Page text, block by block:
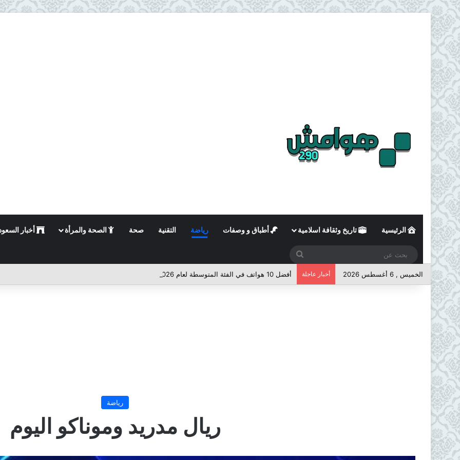
الرئيسية تاريخ وثقافة اسلامية أطباق و وصفات رياضة التقنية صحة الصحة والمرأة أخبار
عن
الخميس , 6 أغسطس 2026 أخبار عاجلة أفضل 10 هواتف في الفئة المتوسطة لعام 2026
رياضة
ريال مدريد وموناكو اليوم